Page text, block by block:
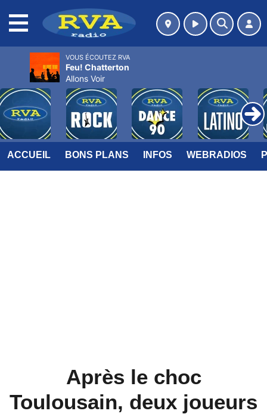
ACCUEIL BONS PLANS INFOS WEBRADIOS
Après le choc
Toulousain, deux joueurs
VOUS ÉCOUTEZ RVA
Feu! Chatterton
Allons Voir